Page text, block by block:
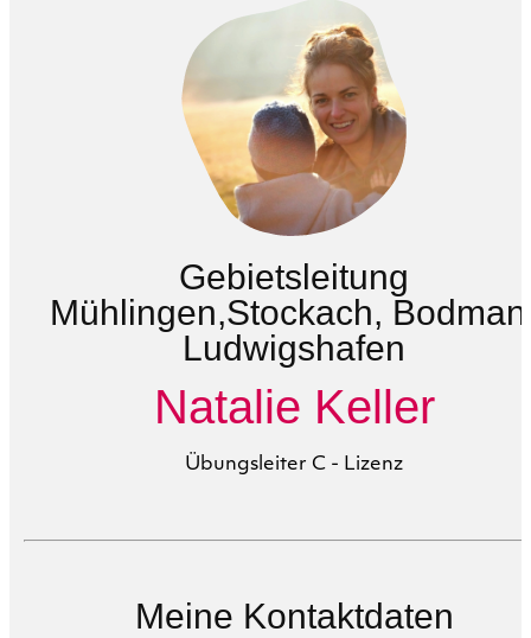
Gebietsleitung
Mühlingen,Stockach,
Ludwigshafen
Natalie Keller
Übungsleiter C - Lizenz
Meine Kontaktdaten